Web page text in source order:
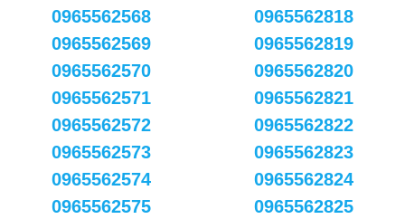
0965562568
0965562569
0965562570
0965562571
0965562572
0965562573
0965562574
0965562575
0965562818
0965562819
0965562820
0965562821
0965562822
0965562823
0965562824
0965562825